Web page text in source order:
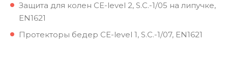
Защита для колен CE-level 2, S.C.-1/05 на липучке,
EN1621
Протекторы бедер CE-level 1, S.C.-1/07, EN1621